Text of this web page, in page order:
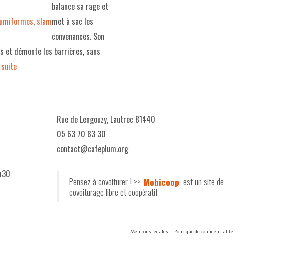
, slam
balance sa rage et
met à sac les
convenances. Son
et démonte les barrières, sans
Rue de Lengouzy, Lautrec 81440
05 63 70 83 30
contact@cafeplum.org
Pensez à covoiturer ! >> Mobicoop est un site de
covoiturage libre et coopératif
Mentions légales Politique de confidentialité